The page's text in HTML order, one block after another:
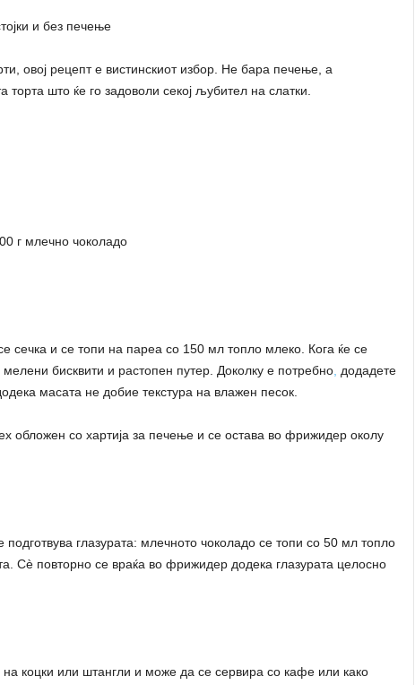
и без печење
овој рецепт е вистинскиот избор. Не бара печење, а
торта што ќе го задоволи секој љубител на слатки.
г млечно чоколадо
сечка и се топи на пареа со 150 мл топло млеко. Кога ќе се
бисквити и растопен путер. Доколку е потребно, додадете
масата не добие текстура на влажен песок.
обложен со хартија за печење и се остава во фрижидер околу
подготвува глазурата: млечното чоколадо се топи со 50 мл топло
Сè повторно се враќа во фрижидер додека глазурата целосно
на коцки или штангли и може да се сервира со кафе или како